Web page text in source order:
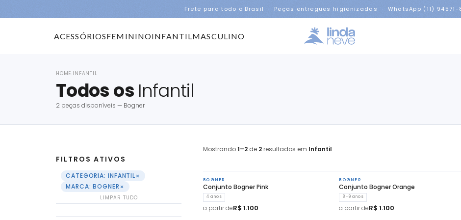
Frete para todo o Brasil · Peças entregues higienizadas · WhatsApp (11) 94571-
ACESSÓRIOSFEMININOINFANTILMASCULINO
HOME INFANTIL
Todos os Infantil
2 peças disponíveis — Bogner
FILTROS ATIVOS
CATEGORIA: INFANTIL×
MARCA: BOGNER×
LIMPAR TUDO
Mostrando1–2 de 2resultados em Infantil
BOGNER
Conjunto Bogner Pink
4 anos
a partir deR$ 1.100
BOGNER
Conjunto Bogner Orange
8-9 anos
a partir deR$ 1.100